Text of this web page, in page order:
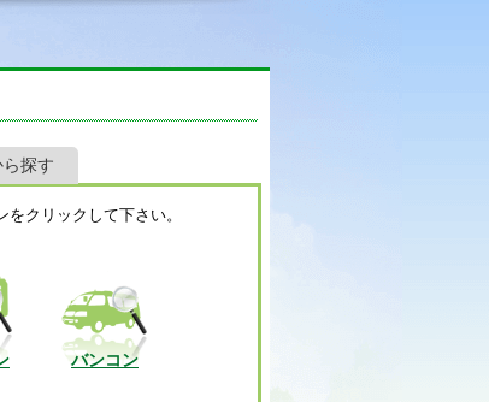
探す
クリックして下さい。
バンコン